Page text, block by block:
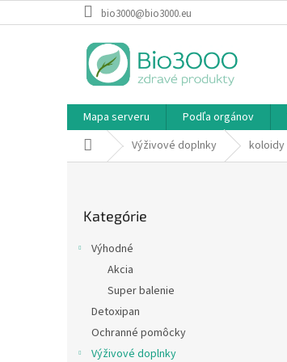
na
bio3000@bio3000.eu
Mapa serveru Podľa orgánov
DomovVýživové doplnky koloidy
kategórie
Kategórie
Výhodné
Akcia
Super balenie
Detoxipan
Ochranné pomôcky
Výživové doplnky